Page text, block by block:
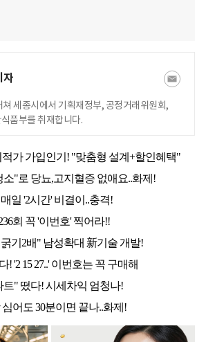
자
세종시에서 기획재정부, 공정거래위원회,
품부를 취재합니다.